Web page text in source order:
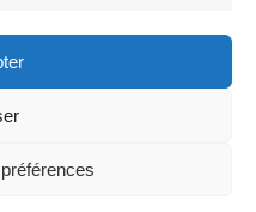
64600 Anglet